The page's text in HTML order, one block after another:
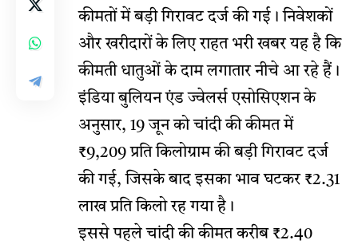
कीमतों में बड़ी गिरावट दर्ज की गई। निवेशकों
और खरीदारों के लिए राहत भरी खबर यह है कि
कीमती धातुओं के दाम लगातार नीचे आ रहे हैं।
इंडिया बुलियन एंड ज्वेलर्स एसोसिएशन के
अनुसार, 19 जून को चांदी की कीमत में
₹9,209 प्रति किलोग्राम की बड़ी गिरावट दर्ज
की गई, जिसके बाद इसका भाव घटकर ₹2.31
लाख प्रति किलो रह गया है।
इससे पहले चांदी की कीमत करीब ₹2.40